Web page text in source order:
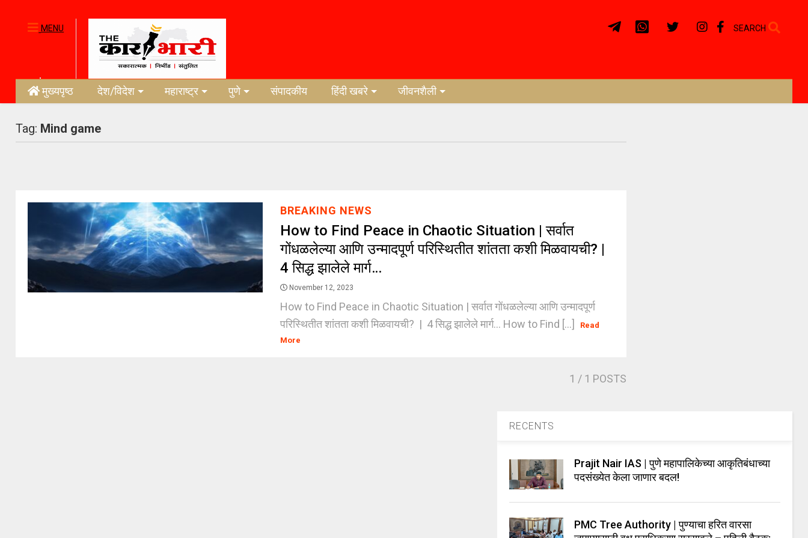
MENU SEARCH
मुख्यपृष्ठ देश/विदेश महाराष्ट्र पुणे संपादकीय हिंदी खबरे जीवनशैली
Tag: Mind game
BREAKING NEWS
How to Find Peace in Chaotic Situation | सर्वात
गोंधळलेल्या आणि उन्मादपूर्ण परिस्थितीत शांतता कशी मिळवायची? |
4 सिद्ध झालेले मार्ग…
November 12, 2023
How to Find Peace in Chaotic Situation | सर्वात गोंधळलेल्या आणि उन्मादपूर्ण
परिस्थितीत शांतता कशी मिळवायची? | 4 सिद्ध झालेले मार्ग... How to Find [...]
Read
More
1 / 1 POSTS
RECENTS
Prajit Nair IAS | पुणे महापालिकेच्या आकृतिबंधाच्या
पदसंख्येत केला जाणार बदल!
PMC Tree Authority | पुण्याचा हरित वारसा